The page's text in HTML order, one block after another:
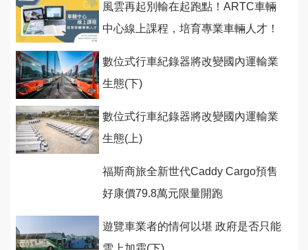
風雲再起別輸在起跑點！ARTC車輛
中心線上課程，培育專業車輛人才！
數位式行車紀錄器將改變國內運輸業
生態(下)
數位式行車紀錄器將改變國內運輸業
生態(上)
福斯商旅全新世代Caddy Cargo預售
好康價79.8萬元限量開跑
遊覽車業者的情何以堪 政府是否只能